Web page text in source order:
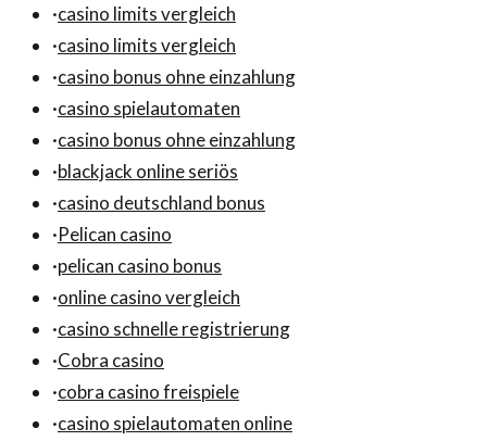
·casino limits vergleich
·casino limits vergleich
·casino bonus ohne einzahlung
·casino spielautomaten
·casino bonus ohne einzahlung
·blackjack online seriös
·casino deutschland bonus
·Pelican casino
·pelican casino bonus
·online casino vergleich
·casino schnelle registrierung
·Cobra casino
·cobra casino freispiele
·casino spielautomaten online